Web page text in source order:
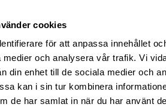
cookies
för att anpassa innehållet
och analysera vår trafik. Vi
din enhet till de sociala medier och
kan i sin tur kombinera
de har samlat in när du har använt
/ Eat a Swede